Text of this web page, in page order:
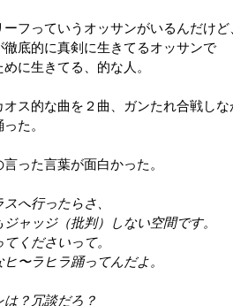
フっていうオッサンがいるんだけど
徹底的に真剣に生きてるオッサンで
に生きてる、的な人。
ス的な曲を２曲、ガンたれ合戦しな
た。
った言葉が面白かった。
スへ行ったらさ、
ャッジ（批判）しない空間です。
くださいって。
〜ラヒラ踊ってんだよ。
？冗談だろ？